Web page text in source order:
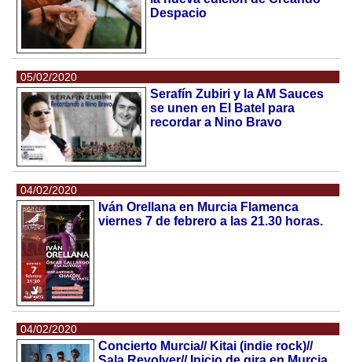
Despacio
05/02/2020
Serafín Zubiri y la AM Sauces
se unen en El Batel para
recordar a Nino Bravo
04/02/2020
Iván Orellana en Murcia Flamenca
viernes 7 de febrero a las 21.30 horas.
04/02/2020
Concierto Murcia// Kitai (indie rock)//